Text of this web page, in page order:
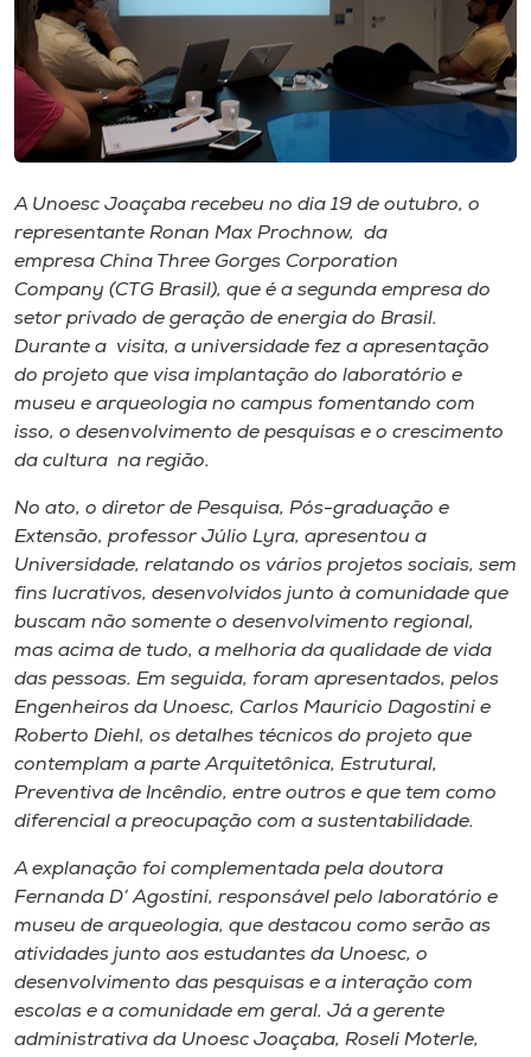
Museu
Unoesc
Store
Selecione
o idioma
A+
A-
A Unoesc Joaçaba recebeu no dia 19 de outubro, o
representante Ronan Max Prochnow, da
empresa China Three Gorges Corporation
Company (CTG Brasil), que é a segunda empresa do
setor privado de geração de energia do Brasil.
Durante a visita, a universidade fez a apresentação
do projeto que visa implantação do laboratório e
museu e arqueologia no campus fomentando com
isso, o desenvolvimento de pesquisas e o crescimento
da cultura na região.
No ato, o diretor de Pesquisa, Pós-graduação e
Extensão, professor Júlio Lyra, apresentou a
Universidade, relatando os vários projetos sociais, sem
fins lucrativos, desenvolvidos junto à comunidade que
buscam não somente o desenvolvimento regional,
mas acima de tudo, a melhoria da qualidade de vida
das pessoas. Em seguida, foram apresentados, pelos
Engenheiros da Unoesc, Carlos Maurício Dagostini e
Roberto Diehl, os detalhes técnicos do projeto que
contemplam a parte Arquitetônica, Estrutural,
Preventiva de Incêndio, entre outros e que tem como
diferencial a preocupação com a sustentabilidade.
A explanação foi complementada pela doutora
Fernanda D’ Agostini, responsável pelo laboratório e
museu de arqueologia, que destacou como serão as
atividades junto aos estudantes da Unoesc, o
desenvolvimento das pesquisas e a interação com
escolas e a comunidade em geral. Já a gerente
administrativa da Unoesc Joaçaba, Roseli Moterle,